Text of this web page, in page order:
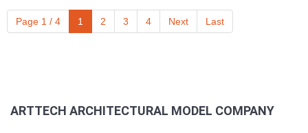
Page 1 / 4 1 2 3 4 Next Last
ARTTECH ARCHITECTURAL MODEL COMPANY